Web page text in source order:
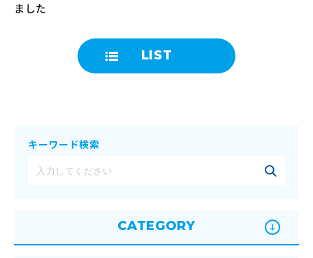
ました
LIST
キーワード検索
CATEGORY